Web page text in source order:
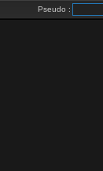
Pseudo :